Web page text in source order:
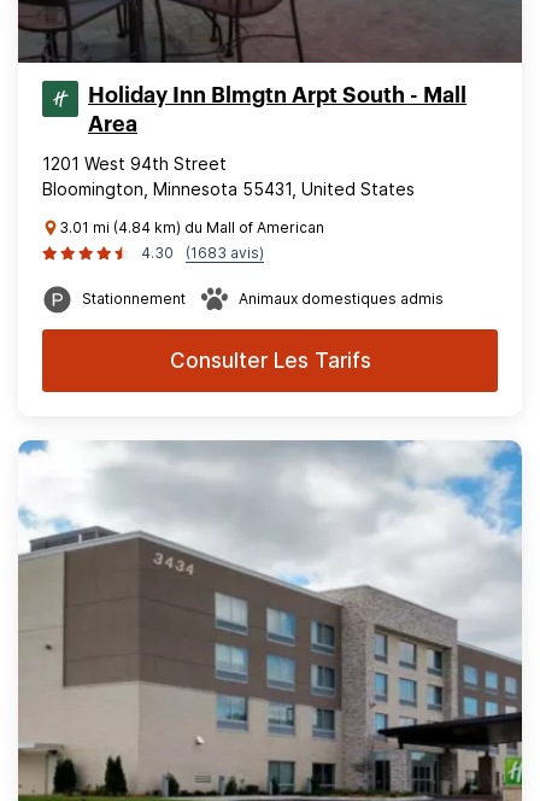
Holiday Inn Blmgtn Arpt South - Mall
Area
1201 West 94th Street
Bloomington, Minnesota 55431, United States
3.01 mi (4.84 km) du Mall of American
4.30
(1683 avis)
Stationnement Animaux domestiques admis
Consulter Les Tarifs